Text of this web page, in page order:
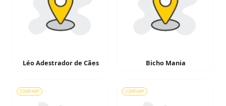
Léo Adestrador de Cães Bicho Mania
COMPANY COMPANY